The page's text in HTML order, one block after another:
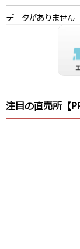
データがありません
注目の直売所【